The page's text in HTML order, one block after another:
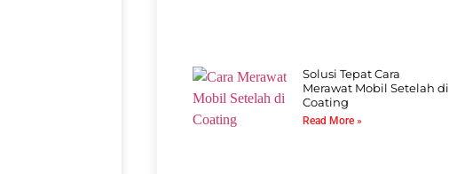
Solusi Tepat Cara
Merawat Mobil Setelah di
Coating
Read More »